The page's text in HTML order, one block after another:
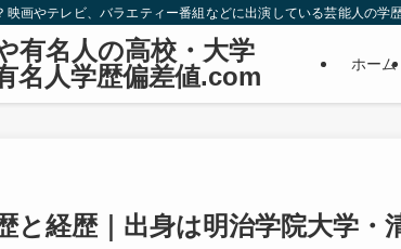
映画やテレビ、バラエティー番組などに出演している芸能人の
有名人の高校・大学
名人学歴偏差値.com
ホーム
と経歴｜出身は明治学院大学・